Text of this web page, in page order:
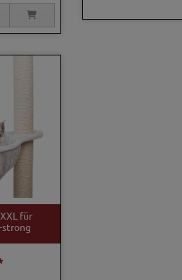
für
strong